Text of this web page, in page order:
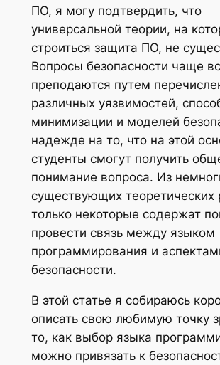
ПО, я могу подтвердить, что
универсальной теории, на
строиться защита ПО, не
Вопросы безопасности чаще
преподаются путем
различных уязвимостей,
минимизации и моделей
надежде на то, что на этой
студенты смогут получить
понимание вопроса. Из
существующих теоретических
только некоторые содержат
провести связь между языком
программирования и
безопасности.
В этой статье я собираюсь
описать свою любимую точку
то, как выбор языка
можно привязать к